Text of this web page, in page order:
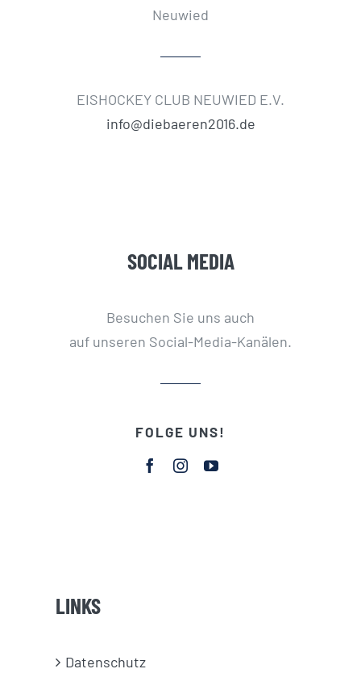
Neuwied
EISHOCKEY CLUB NEUWIED E.V.
info@diebaeren2016.de
SOCIAL MEDIA
Besuchen Sie uns auch
auf unseren Social-Media-Kanälen.
FOLGE UNS!
LINKS
Datenschutz